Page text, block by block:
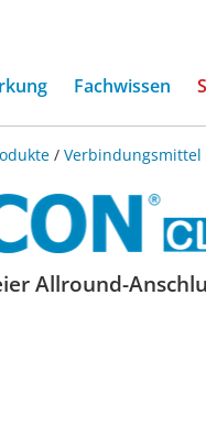
Fachwissen
/ Verbindungsmittel
Allround-